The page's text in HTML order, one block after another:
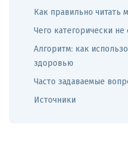
Как правильно читать
Чего категорически
Алгоритм: как
здоровью
Часто задаваемые
Источники